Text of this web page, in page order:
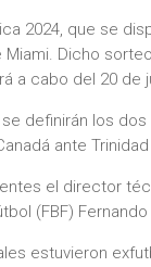
2024, que se
Dicho
a cabo del 20 de
definirán los
ante
el director
(FBF)
estuvieron